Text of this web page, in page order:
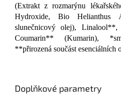
(Extrakt z rozmarýnu
Hydroxide, Bio
slunečnicový olej),
Coumarin** (Kumarin),
**přirozená součást esenciálních
Doplňkové parametry